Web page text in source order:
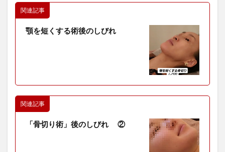
関連記事
顎を短くする術後のしびれ
関連記事
「骨切り術」後のしびれ ②